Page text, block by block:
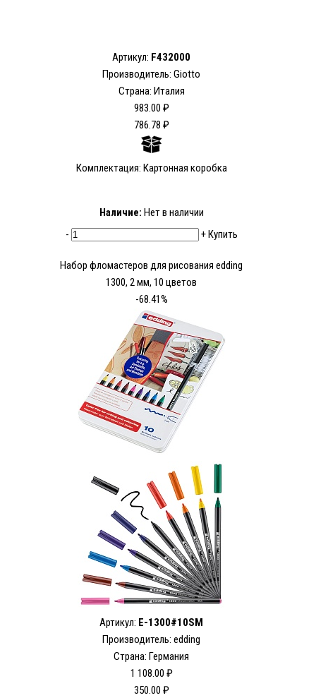
Артикул: F432000
Производитель: Giotto
Страна: Италия
983.00 ₽
786.78 ₽
Комплектация: Картонная коробка
Наличие: Нет в наличии
-
+Купить
Набор фломастеров для рисования edding
1300, 2 мм, 10 цветов
-68.41%
Артикул: E-1300#10SM
Производитель: edding
Страна: Германия
1 108.00 ₽
350.00 ₽